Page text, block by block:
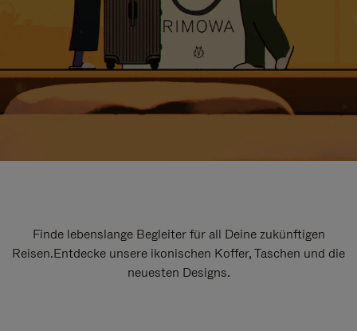
Finde lebenslange Begleiter für all Deine zukünftigen
Reisen.Entdecke unsere ikonischen Koffer, Taschen und die
neuesten Designs.